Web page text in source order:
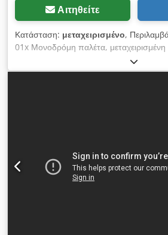
Αιτηθείτε
Κατάσταση: μεταχειρισμένο,
01x Μονοδρόμη παλέτα,
Aeyk Dmhsphowa Διαστάσεις: 1.900 x
Πρόσβαση: 4 πλευρές Κατασκευή: 6
(πλάτος 75 mm) Πάχος σανίδας:
διατίθεται μόνο για παραλαβή. Η
προϊόντος συνεπάγεται επιπλέον
ζητηθεί ξεχωριστά ανάλογα με τον